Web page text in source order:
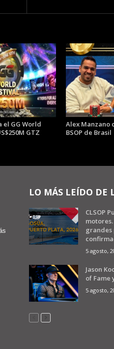
el GG World
GTZ
Alex Manzano
BSOP de Brasil
LO MÁS LEÍDO DE
CLSOP
grandes
5 agosto,
Jason
of Fame
5 agosto,